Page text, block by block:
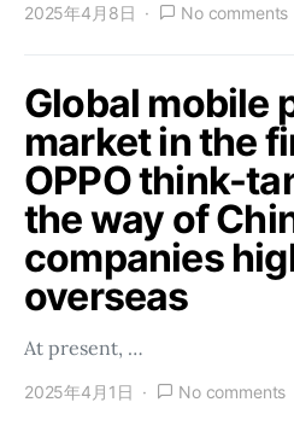
2025年4月8日 No comments
Global mobile
market in the
OPPO think-
the way of
companies
overseas
At present, …
2025年4月1日 No comments